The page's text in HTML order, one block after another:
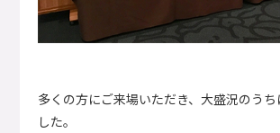
多くの方にご来場いただき、大盛況のう
した。